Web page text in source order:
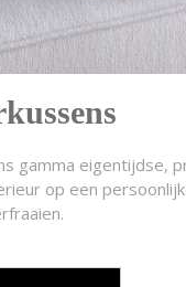
gamma eigentijdse,
op een